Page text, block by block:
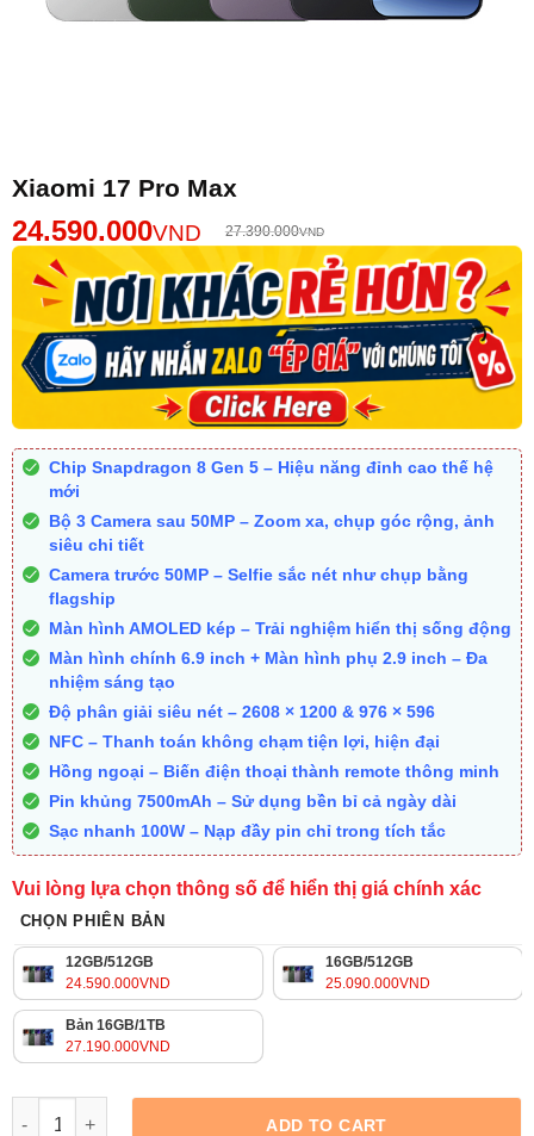
Xiaomi 17 Pro Max
24.590.000VND 27.390.000VND
Chip Snapdragon 8 Gen 5 – Hiệu năng đỉnh cao thế hệ
mới
Bộ 3 Camera sau 50MP – Zoom xa, chụp góc rộng, ảnh
siêu chi tiết
Camera trước 50MP – Selfie sắc nét như chụp bằng
flagship
Màn hình AMOLED kép – Trải nghiệm hiển thị sống động
Màn hình chính 6.9 inch + Màn hình phụ 2.9 inch – Đa
nhiệm sáng tạo
Độ phân giải siêu nét – 2608 × 1200 & 976 × 596
NFC – Thanh toán không chạm tiện lợi, hiện đại
Hồng ngoại – Biến điện thoại thành remote thông minh
Pin khủng 7500mAh – Sử dụng bền bỉ cả ngày dài
Sạc nhanh 100W – Nạp đầy pin chỉ trong tích tắc
Vui lòng lựa chọn thông số để hiển thị giá chính xác
CHỌN PHIÊN BẢN
12GB/512GB
24.590.000VND
16GB/512GB
25.090.000VND
Bản 16GB/1TB
27.190.000VND
ADD TO CART